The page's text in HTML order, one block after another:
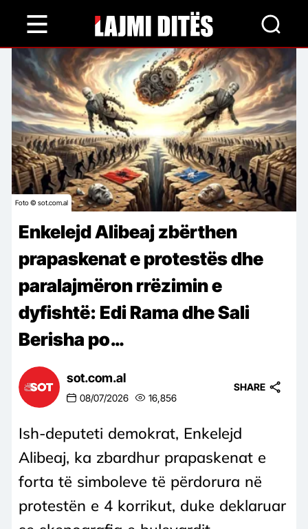
content
Foto © sot.com.al
Enkelejd Alibeaj zbërthen
prapaskenat e protestës dhe
paralajmëron rrëzimin e
dyfishtë: Edi Rama dhe Sali
Berisha po…
sot.com.al
08/07/2026 16,856
SHARE
Ish-deputeti demokrat, Enkelejd
Alibeaj, ka zbardhur prapaskenat e
forta të simboleve të përdorura në
protestën e 4 korrikut, duke deklaruar